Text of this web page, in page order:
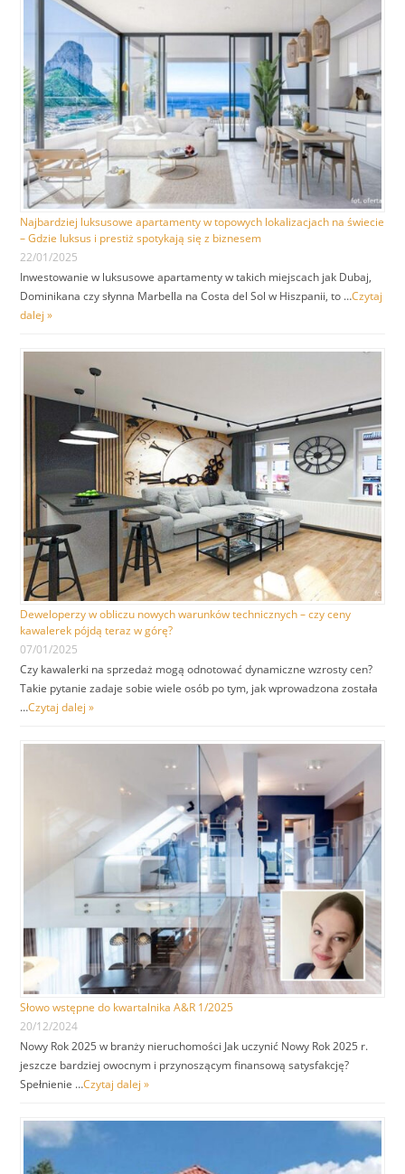
Najbardziej luksusowe apartamenty w topowych lokalizacjach na świecie
– Gdzie luksus i prestiż spotykają się z biznesem
22/01/2025
Inwestowanie w luksusowe apartamenty w takich miejscach jak Dubaj,
Dominikana czy słynna Marbella na Costa del Sol w Hiszpanii, to …Czytaj
dalej »
Deweloperzy w obliczu nowych warunków technicznych – czy ceny
kawalerek pójdą teraz w górę?
07/01/2025
Czy kawalerki na sprzedaż mogą odnotować dynamiczne wzrosty cen?
Takie pytanie zadaje sobie wiele osób po tym, jak wprowadzona została
…Czytaj dalej »
Słowo wstępne do kwartalnika A&R 1/2025
20/12/2024
Nowy Rok 2025 w branży nieruchomości Jak uczynić Nowy Rok 2025 r.
jeszcze bardziej owocnym i przynoszącym finansową satysfakcję?
Spełnienie …Czytaj dalej »